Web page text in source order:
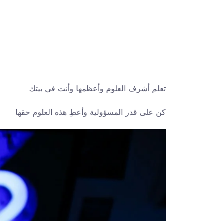
تعلم أشرف العلوم وأعظمها وأنت في بيتك
كن على قدر المسؤولية وأعطِ هذه العلوم حقها